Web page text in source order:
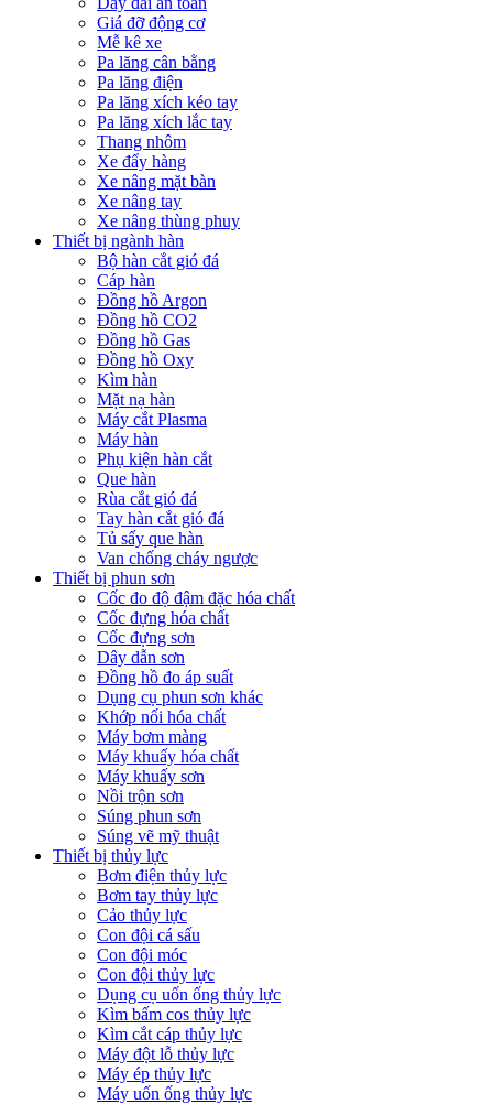
Giá đỡ động cơ
Mễ kê xe
Pa lăng cân bằng
Pa lăng điện
Pa lăng xích kéo tay
Pa lăng xích lắc tay
Thang nhôm
Xe đẩy hàng
Xe nâng mặt bàn
Xe nâng tay
Xe nâng thùng phuy
Thiết bị ngành hàn
Bộ hàn cắt gió đá
Cáp hàn
Đồng hồ Argon
Đồng hồ CO2
Đồng hồ Gas
Đồng hồ Oxy
Kìm hàn
Mặt nạ hàn
Máy cắt Plasma
Máy hàn
Phụ kiện hàn cắt
Que hàn
Rùa cắt gió đá
Tay hàn cắt gió đá
Tủ sấy que hàn
Van chống cháy ngược
Thiết bị phun sơn
Cốc đo độ đậm đặc hóa chất
Cốc đựng hóa chất
Cốc đựng sơn
Dây dẫn sơn
Đồng hồ đo áp suất
Dụng cụ phun sơn khác
Khớp nối hóa chất
Máy bơm màng
Máy khuấy hóa chất
Máy khuấy sơn
Nồi trộn sơn
Súng phun sơn
Súng vẽ mỹ thuật
Thiết bị thủy lực
Bơm điện thủy lực
Bơm tay thủy lực
Cảo thủy lực
Con đội cá sấu
Con đội móc
Con đội thủy lực
Dụng cụ uốn ống thủy lực
Kìm bấm cos thủy lực
Kìm cắt cáp thủy lực
Máy đột lỗ thủy lực
Máy ép thủy lực
Máy uốn ống thủy lực